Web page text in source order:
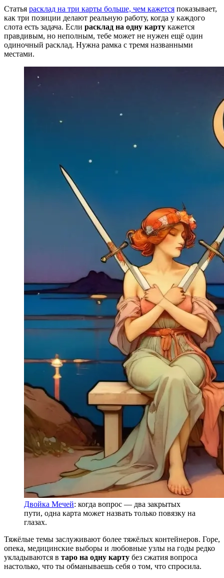
Статья расклад на три карты больше, чем кажется показывает,
как три позиции делают реальную работу, когда у каждого
слота есть задача. Если расклад на одну карту кажется
правдивым, но неполным, тебе может не нужен ещё один
одиночный расклад. Нужна рамка с тремя названными
местами.
Двойка Мечей: когда вопрос — два закрытых
пути, одна карта может назвать только повязку на
глазах.
Тяжёлые темы заслуживают более тяжёлых контейнеров. Горе,
опека, медицинские выборы и любовные узлы на годы редко
укладываются в таро на одну карту без сжатия вопроса
настолько, что ты обманываешь себя о том, что спросила.